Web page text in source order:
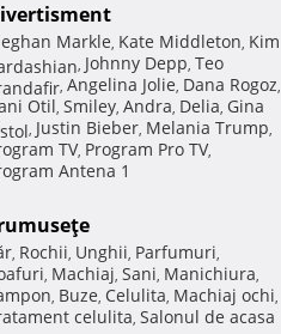
Markle, Kate Middleton, Kim
, Johnny Depp, Teo
, Angelina Jolie, Dana Rogoz,
Otil, Smiley, Andra, Delia, Gina
, Justin Bieber, Melania Trump,
TV, Program Pro TV,
Antena 1
, Rochii, Unghii, Parfumuri,
, Machiaj, Sani, Manichiura,
, Buze, Celulita, Machiaj ochi,
celulita, Salonul de acasa